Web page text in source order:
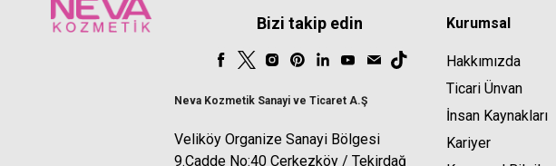
Bizi takip edin
Neva Kozmetik Sanayi ve Ticaret A.Ş
Veliköy Organize Sanayi Bölgesi
9.Cadde No:40 Çerkezköy / Tekirdağ
Kurumsal
Hakkımızda
Ticari Ünvan
İnsan Kaynakları
Kariyer